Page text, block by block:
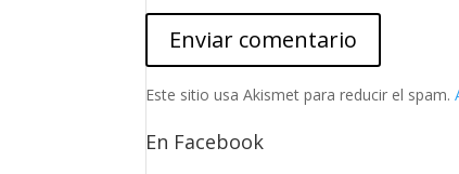
Este sitio usa Akismet para reducir el spam.
En Facebook